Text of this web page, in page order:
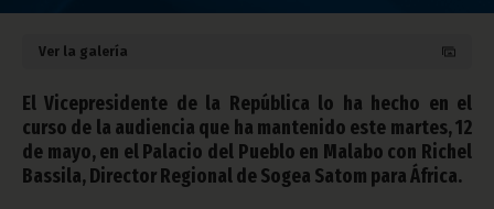
Ver la galería
El Vicepresidente de la República lo ha hecho en el
curso de la audiencia que ha mantenido este martes, 12
de mayo, en el Palacio del Pueblo en Malabo con Richel
Bassila, Director Regional de Sogea Satom para África.